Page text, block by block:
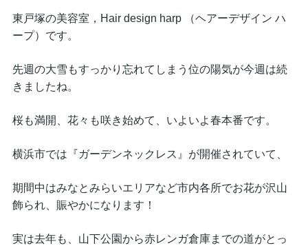
東戸塚の美容室，Hair design harp （ヘアーデザイン ハ
ープ）です。
先週の大雪もすっかり忘れてしまう位の陽気が今週は続
きましたね。
桜も満開、花々も咲き始めて、いよいよ春本番です。
横浜市では『ガーデンネックレス』が開催されていて、
期間中はみなとみらいエリアなど市内各所でお花が沢山
飾られ、賑やかになります！
実は去年も、山下公園から赤レンガ倉庫までの道がとっ